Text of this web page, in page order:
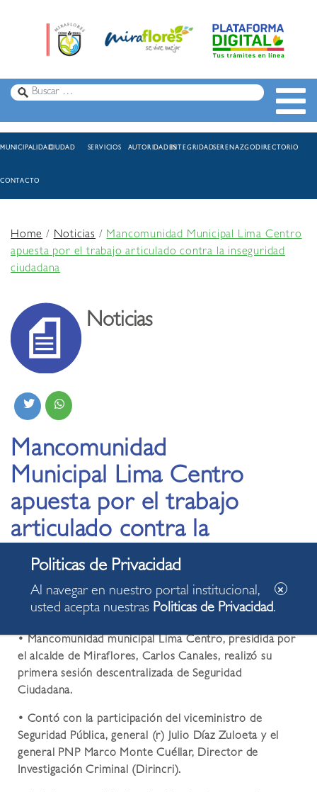
MUNICIPALIDADCIUDAD SERVICIOS AUTORIDADESINTEGRIDADSERENAZGODIRECTORIO
CONTACTO
Home/Noticias /Mancomunidad Municipal Lima Centro
apuesta por el trabajo articulado contra la inseguridad
ciudadana
Noticias
Mancomunidad
Municipal Lima Centro
apuesta por el trabajo
articulado contra la
inseguridad ciudadana
04.06.2024
• Mancomunidad municipal Lima Centro, presidida por
el alcalde de Miraflores, Carlos Canales, realizó su
primera sesión descentralizada de Seguridad
Ciudadana.
• Contó con la participación del viceministro de
Seguridad Pública, general (r) Julio Díaz Zuloeta y el
general PNP Marco Monte Cuéllar, Director de
Investigación Criminal (Dirincri).
Al navegar en nuestro portal institucional,
usted acepta nuestras Politicas de Privacidad.